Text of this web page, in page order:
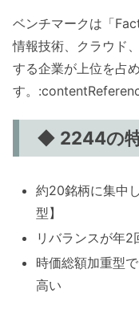
ベンチマークは「
情報技術、クラウド
する企業が上位を占
す。
◆ 2244の
約20銘柄に集中
型】
リバランスが年2
時価総額加重型
高い